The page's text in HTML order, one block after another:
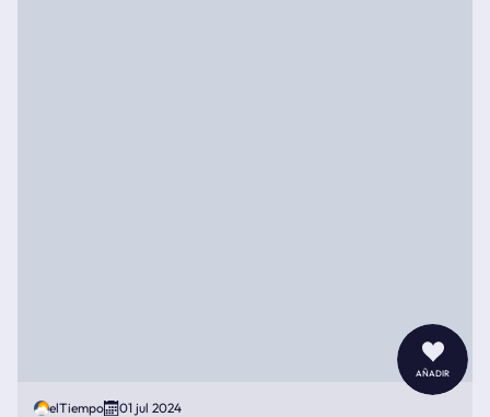
añadir
elTiempo 01 jul 2024